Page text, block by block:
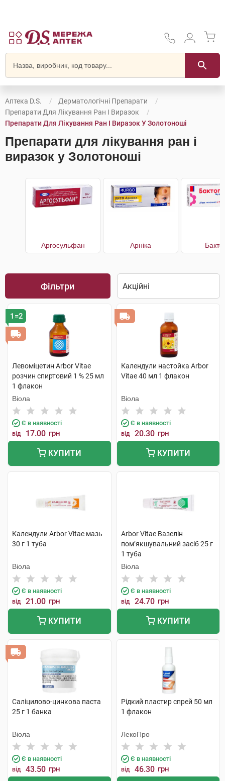
Аптека D.S.
Дерматологічні Препарати
Препарати Для Лікування Ран І Виразок
Препарати Для Лікування Ран І Виразок У Золотоноші
Препарати для лікування ран і
виразок у Золотоноші
Аргосульфан Арніка
Фільтри
1=2
Левоміцетин Arbor Vitae
розчин спиртовий 1 % 25 мл
1 флакон
Віола
Є в наявності
від 17.00 грн
КУПИТИ
Календули настойка Arbor
Vitae 40 мл 1 флакон
Віола
Є в наявності
від 20.30 грн
КУПИТИ
Календули Arbor Vitae мазь
30 г 1 туба
Віола
Є в наявності
від 21.00 грн
КУПИТИ
Arbor Vitae Вазелін
пом’якшувальний засіб 25 г
1 туба
Віола
Є в наявності
від 24.70 грн
КУПИТИ
Саліцилово-цинкова паста
25 г 1 банка
Віола
Є в наявності
від 43.50 грн
Рідкий пластир спрей 50 мл
1 флакон
ЛекоПро
Є в наявності
від 46.30 грн